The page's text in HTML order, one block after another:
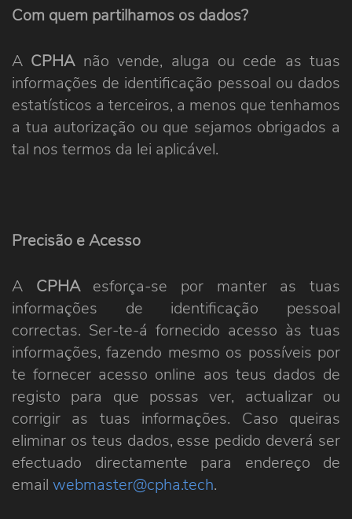
Com quem partilhamos os dados?
A CPHAnão vende, aluga ou cede as tuas
informações de identificação pessoal ou dados
estatísticos a terceiros, a menos que tenhamos
a tua autorização ou que sejamos obrigados a
tal nos termos da lei aplicável.
Precisão e Acesso
A CPHAesforça-se por manter as tuas
informações de identificação pessoal
correctas. Ser-te-á fornecido acesso às tuas
informações, fazendo mesmo os possíveis por
te fornecer acesso online aos teus dados de
registo para que possas ver, actualizar ou
corrigir as tuas informações. Caso queiras
eliminar os teus dados, esse pedido deverá ser
efectuado directamente para endereço de
email webmaster@cpha.tech.